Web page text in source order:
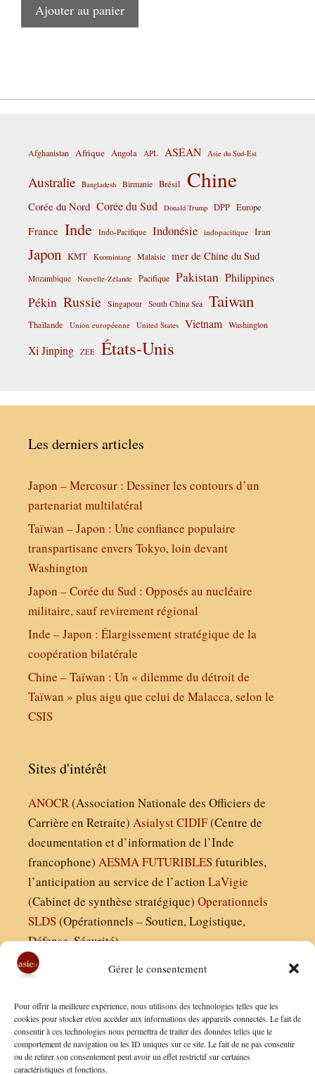
Gérer le consentement
Pour offrir la meilleure expérience, nous utilisons des technologies telles que les
cookies pour stocker et/ou accéder aux informations des appareils connectés. Le fait de
consentir à ces technologies nous permettra de traiter des données telles que le
comportement de navigation ou les ID uniques sur ce site. Le fait de ne pas consentir
ou de retirer son consentement peut avoir un effet restrictif sur certaines
caractéristiques et fonctions.
Ajouter au panier
Afghanistan Afrique Angola APL ASEAN Asie du Sud-Est
Australie Bangladesh Birmanie Brésil Chine
Corée du Nord Corée du Sud Donald Trump DPP Europe
France Inde Indo-Pacifique Indonésie indopacifique Iran
Japon KMT Kuomintang Malaisie mer de Chine du Sud
Mozambique Nouvelle-Zélande Pacifique Pakistan Philippines
Pékin Russie Singapour South China Sea Taiwan
Thaïlande Union européenne United States Vietnam Washington
Xi Jinping ZEE États-Unis
Les derniers articles
Japon – Mercosur : Dessiner les contours d’un
partenariat multilatéral
Taïwan – Japon : Une confiance populaire
transpartisane envers Tokyo, loin devant
Washington
Japon – Corée du Sud : Opposés au nucléaire
militaire, sauf revirement régional
Inde – Japon : Élargissement stratégique de la
coopération bilatérale
Chine – Taïwan : Un « dilemme du détroit de
Taïwan » plus aigu que celui de Malacca, selon le
CSIS
Sites d'intérêt
ANOCR(Association Nationale des Officiers de
Carrière en Retraite) AsialystCIDIF(Centre de
documentation et d’information de l’Inde
francophone) AESMAFUTURIBLESfuturibles,
l’anticipation au service de l’action LaVigie
(Cabinet de synthèse stratégique) Operationnels
SLDS(Opérationnels – Soutien, Logistique,
Défense, Sécurité)
Finaldées EURL
Siège social : 13 avenue Boudon, 75016, Paris
Nous contacter